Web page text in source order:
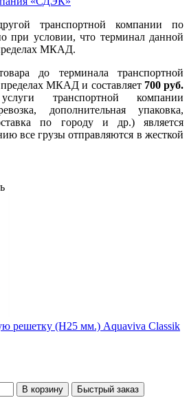
транспортной компании по
при условии, что терминал данной
МКАД.
до терминала транспортной
МКАД и составляет 700 руб.
транспортной компании
дополнительная упаковка,
по городу и др.) является
все грузы отправляются в жесткой
решетку (H25 мм.) Aquaviva Classik
В корзину
Быстрый заказ